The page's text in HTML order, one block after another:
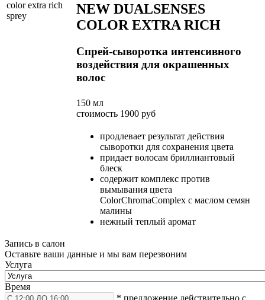
NEW DUALSENSES
COLOR EXTRA RICH
Спрей-сыворотка интенсивного
воздействия для окрашенных
волос
150 мл
стоимость 1900 руб
продлевает результат действия
сыворотки для сохранения цвета
придает волосам бриллиантовый
блеск
содержит комплекс против
вымывания цвета
ColorChromaComplex c маслом семян
малины
нежный теплый аромат
Запись в салон
Оставьте ваши данные и мы вам перезвоним
Услуга
Время
* предложение действительно с